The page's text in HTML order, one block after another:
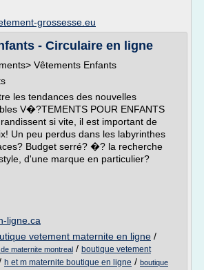
grossesse.eu
- Circulaire en ligne
Vêtements Enfants
les tendances des nouvelles
V�?TEMENTS POUR ENFANTS
si vite, il est important de
Un peu perdus dans les labyrinthes
Budget serré? �? la recherche
d'une marque en particulier?
ligne.ca
vetement maternite en ligne /
maternite montreal / boutique vetement
h et m maternite boutique en ligne / boutique